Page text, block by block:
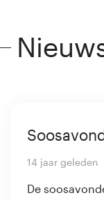
14 jaar geleden
De